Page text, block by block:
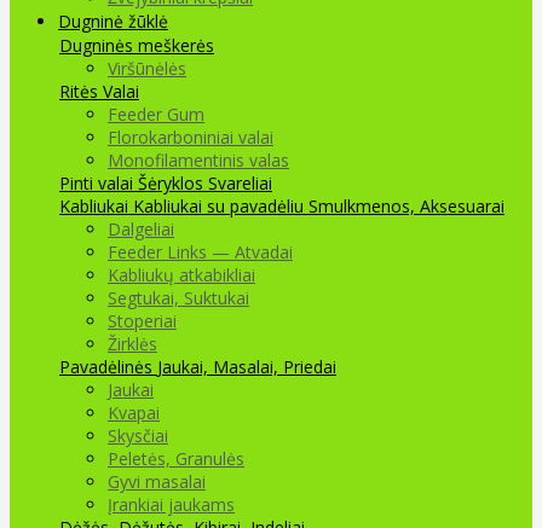
Dugninė žūklė
Dugninės meškerės
Viršūnėlės
Ritės Valai
Feeder Gum
Florokarboniniai valai
Monofilamentinis valas
Pinti valai Šėryklos Svareliai
Kabliukai Kabliukai su pavadėliu Smulkmenos, Aksesuarai
Dalgeliai
Feeder Links — Atvadai
Kabliukų atkabikliai
Segtukai, Suktukai
Stoperiai
Žirklės
Pavadėlinės Jaukai, Masalai, Priedai
Jaukai
Kvapai
Skysčiai
Peletės, Granulės
Gyvi masalai
Įrankiai jaukams